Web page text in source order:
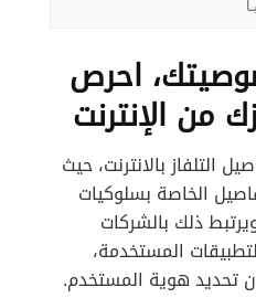
احرص
من الإنترنت
التلفاز بالانترنت، حيث
الخاصة بسلوكيات
ذلك بالشركات
المستخدمة،
تحديد هوية المستخدم.